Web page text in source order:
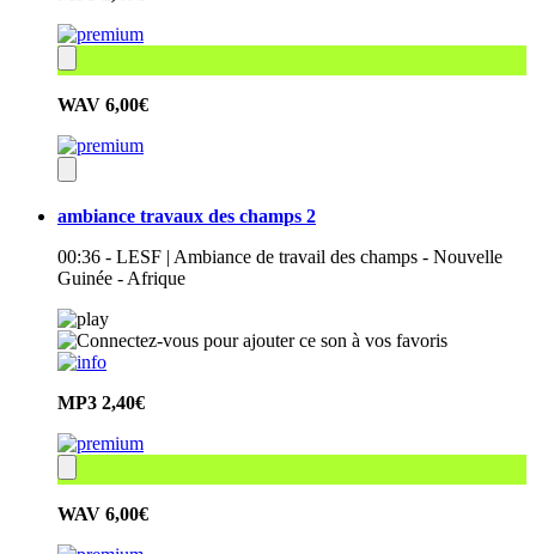
WAV 6,00€
ambiance travaux des champs 2
00:36 - LESF | Ambiance de travail des champs - Nouvelle
Guinée - Afrique
MP3 2,40€
WAV 6,00€